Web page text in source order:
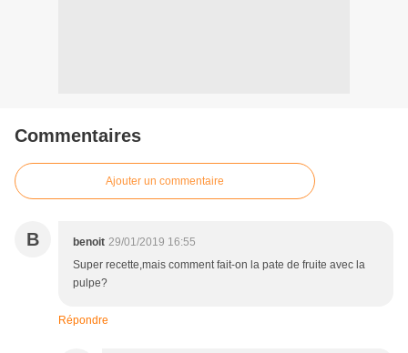
Commentaires
Ajouter un commentaire
B benoit 29/01/2019 16:55
Super recette,mais comment fait-on la pate de fruite avec la
pulpe?
Répondre